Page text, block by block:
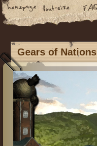
Gears of Nations